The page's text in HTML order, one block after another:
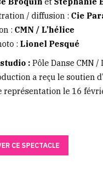
/ diffusion : Cie
: CMN / L’hélice
: Lionel Pesqué
: Pôle Danse CMN /
a reçu le soutien
représentation le 16
CE SPECTACLE